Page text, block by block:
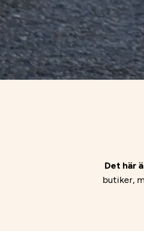
Det här
butiker,